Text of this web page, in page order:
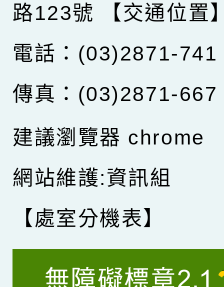
路123號
【交通位置
電話：(03)2871-741
傳真：(03)2871-667
建議瀏覽器 chrome
網站維護:資訊組
【處室分機表】